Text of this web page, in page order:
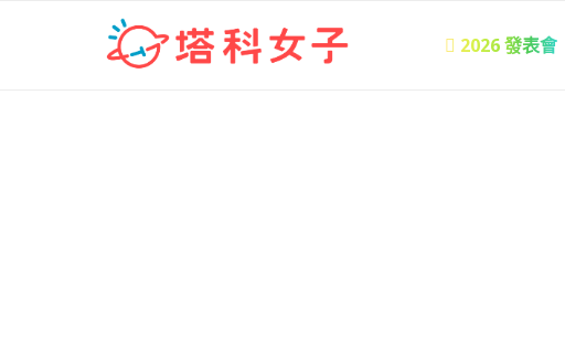
 2026 發表會